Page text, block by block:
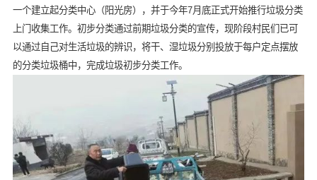
一个建立起分类中心（阳光房），并于今年7月底正式开始推行垃圾分类
上门收集工作。初步分类通过前期垃圾分类的宣传，现阶段村民们已可
以通过自己对生活垃圾的辨识，将干、湿垃圾分别投放于每户定点摆放
的分类垃圾桶中，完成垃圾初步分类工作。